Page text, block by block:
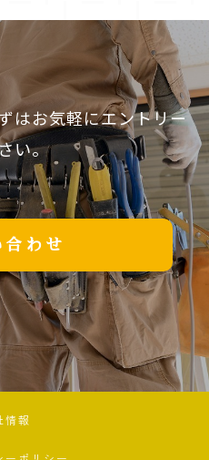
はお気軽にエントリー
い。
合わせ
情報